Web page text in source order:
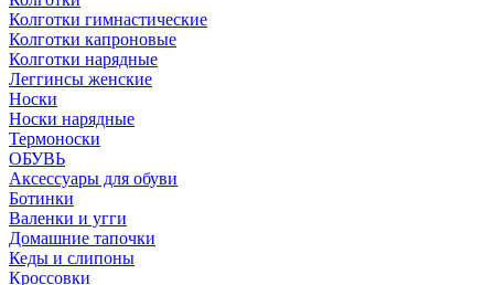
Колготки гимнастические
Колготки капроновые
Колготки нарядные
Леггинсы женские
Носки
Носки нарядные
Термоноски
ОБУВЬ
Аксессуары для обуви
Ботинки
Валенки и угги
Домашние тапочки
Кеды и слипоны
Кроссовки